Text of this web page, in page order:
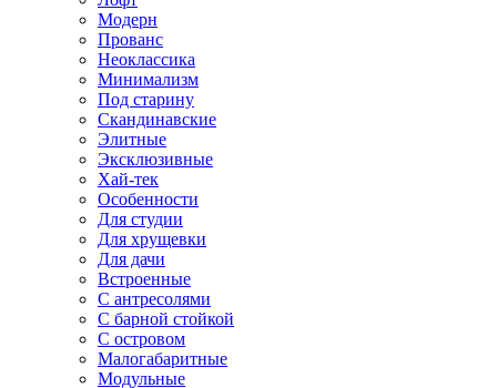
Модерн
Прованс
Неоклассика
Минимализм
Под старину
Скандинавские
Элитные
Эксклюзивные
Хай-тек
Особенности
Для студии
Для хрущевки
Для дачи
Встроенные
С антресолями
С барной стойкой
С островом
Малогабаритные
Модульные